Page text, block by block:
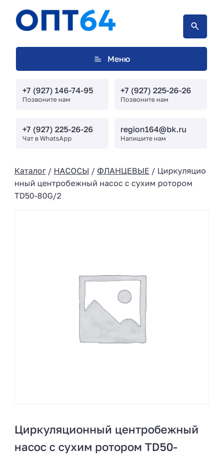
Меню
+7 (927) 146-74-95
Позвоните нам
+7 (927) 225-26-26
Позвоните нам
+7 (927) 225-26-26
Чат в WhatsApp
region164@bk.ru
Напишите нам
Каталог/ НАСОСЫ / ФЛАНЦЕВЫЕ / Циркуляцио
нный центробежный насос с сухим ротором
TD50-80G/2
Циркуляционный центробежный
насос с сухим ротором TD50-